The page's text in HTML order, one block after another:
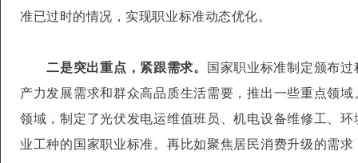
准已过时的情况，实现职业标准动态优化。
二是突出重点，紧跟需求。 国家职业标准制定颁布
产力发展需求和群众高品质生活需要，推出一些重点领
领域，制定了光伏发电运维值班员、机电设备维修工、
业工种的国家职业标准。再比如聚焦居民消费升级的需